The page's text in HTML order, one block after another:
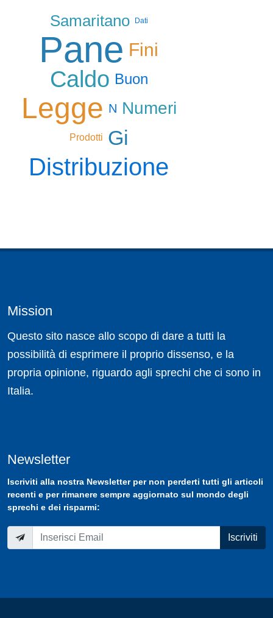
Samaritano Dati
Pane Fini
Caldo Buon
Legge N Numeri
Prodotti Gi
Distribuzione
Mission
Questo sito nasce allo scopo di dare a tutti la
possibilità di esprimere il proprio dissenso, e la
propria opinione, riguardo agli sprechi che ci sono in
Italia.
Newsletter
Iscriviti alla nostra Newsletterper non perderti tutti gli articoli
recenti e per rimanere sempre aggiornato sul mondo degli
sprechi e dei risparmi:
Iscriviti